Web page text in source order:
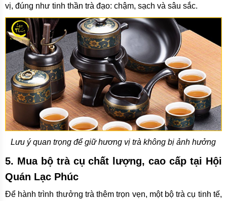
vị, đúng như tinh thần trà đạo: chậm, sạch và sâu sắc.
Lưu ý quan trọng để giữ hương vị trà không bị ảnh hưởng
5. Mua bộ trà cụ chất lượng, cao cấp tại Hội
Quán Lạc Phúc
Để hành trình thưởng trà thêm trọn vẹn, một bộ trà cụ tinh tế,